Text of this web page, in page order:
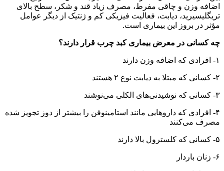
اضافه وزن و چاقی مفرط، مصرف زیاد قند و شکر، سطح بالای
تریگلیسیرید، دیابت، فعالیت فیزیکی کم و ژنتیک از دیگر عوامل
مؤثر در بروز این بیماری است.
چه کسانی در معرض بیماری کبد چرب قرار دارند؟
۱- افرادی که اضافه وزن دارند
۲- کسانی که مبتلا به دیابت نوع ۲ هستند
۳- کسانی که نوشیدنی‌های الکلی می‌نوشند
۴- افرادی که دارو‌هایی مانند استامینوفن را بیشتر از دوز تجویز شده
مصرف می‌کنند
۵- کسانی که کلسترول بالا دارند
۶- زنان باردار